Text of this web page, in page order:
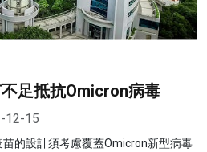
足抵抗Omicron病毒
12-15
的設計須考慮覆蓋Omicron新型病毒